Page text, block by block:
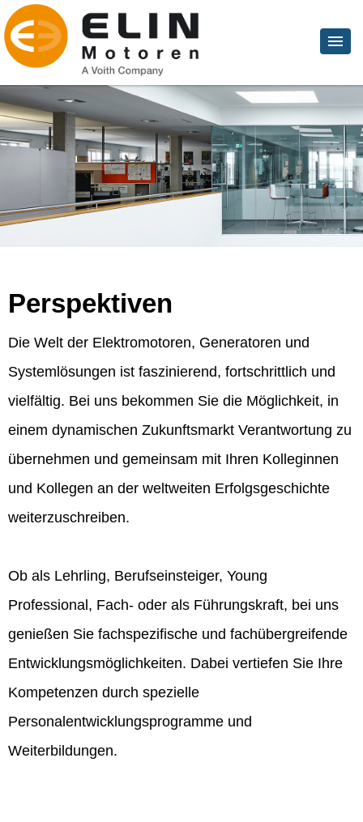
Perspektiven
Die Welt der Elektromotoren, Generatoren und
Systemlösungen ist faszinierend, fortschrittlich und
vielfältig. Bei uns bekommen Sie die Möglichkeit, in
einem dynamischen Zukunftsmarkt Verantwortung zu
übernehmen und gemeinsam mit Ihren Kolleginnen
und Kollegen an der weltweiten Erfolgsgeschichte
weiterzuschreiben.
Ob als Lehrling, Berufseinsteiger, Young
Professional, Fach- oder als Führungskraft, bei uns
genießen Sie fachspezifische und fachübergreifende
Entwicklungsmöglichkeiten. Dabei vertiefen Sie Ihre
Kompetenzen durch spezielle
Personalentwicklungsprogramme und
Weiterbildungen.